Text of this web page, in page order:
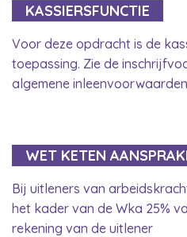
KASSIERSFUNCTIE
Voor deze opdracht is de
toepassing. Zie de
algemene
WET KETEN
Bij uitleners van
het kader van de Wka 25%
rekening van de uitlener